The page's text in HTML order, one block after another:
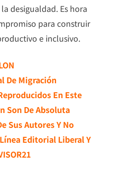
desigualdad. Es hora
para construir
e inclusivo.
De Migración
En Este
Son De Absoluta
Sus Autores Y No
Editorial Liberal Y